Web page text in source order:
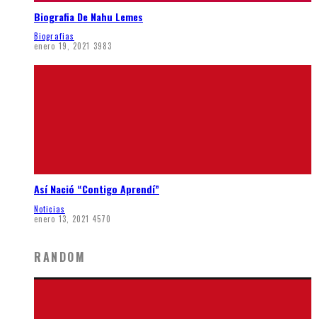
Biografia De Nahu Lemes
Biografias
enero 19, 2021 3983
Así Nació “Contigo Aprendí”
Noticias
enero 13, 2021 4570
RANDOM